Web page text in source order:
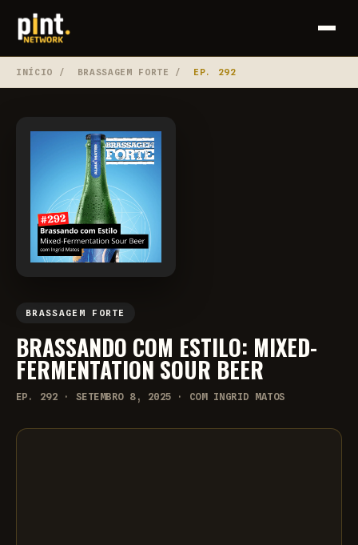
INÍCIO / BRASSAGEM FORTE / EP. 292
BRASSAGEM FORTE
BRASSANDO COM ESTILO: MIXED-
FERMENTATION SOUR BEER
EP. 292 · SETEMBRO 8, 2025 · COM INGRID MATOS